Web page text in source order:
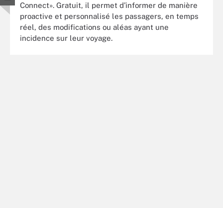
Connect». Gratuit, il permet d’informer de manière
proactive et personnalisé les passagers, en temps
réel, des modifications ou aléas ayant une
incidence sur leur voyage.